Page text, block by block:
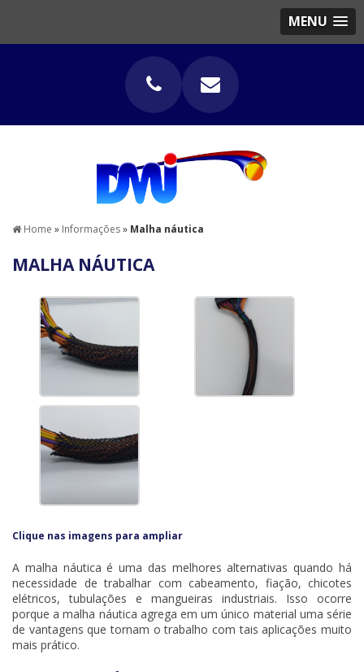
MENU
Home » Informações» Malha náutica
MALHA NÁUTICA
Clique nas imagens para ampliar
A malha náutica é uma das melhores alternativas quando há
necessidade de trabalhar com cabeamento, fiação, chicotes
elétricos, tubulações e mangueiras industriais. Isso ocorre
porque amalha náutica agrega em um único material uma série
de vantagens que tornam o trabalho com tais aplicações muito
mais prático.